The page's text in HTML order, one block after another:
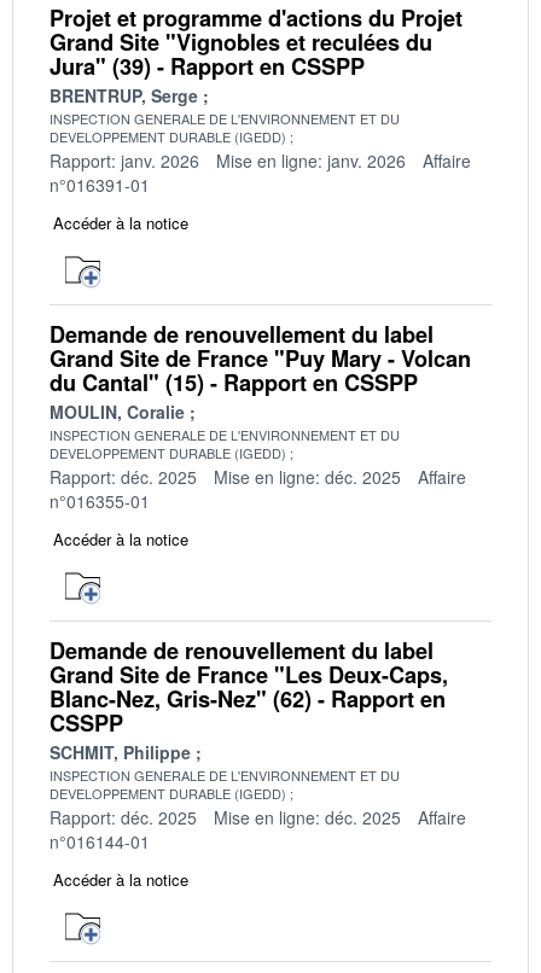
Projet et programme d'actions du Projet
Grand Site "Vignobles et reculées du
Jura" (39) - Rapport en CSSPP
BRENTRUP, Serge
INSPECTION GENERALE DE L'ENVIRONNEMENT ET DU
DEVELOPPEMENT DURABLE (IGEDD)
Rapport: janv. 2026 Mise en ligne: janv. 2026
Affaire
n°016391-01
Accéder à la notice
Demande de renouvellement du label
Grand Site de France "Puy Mary - Volcan
du Cantal" (15) - Rapport en CSSPP
MOULIN, Coralie
INSPECTION GENERALE DE L'ENVIRONNEMENT ET DU
DEVELOPPEMENT DURABLE (IGEDD)
Rapport: déc. 2025 Mise en ligne: déc. 2025
Affaire
n°016355-01
Accéder à la notice
Demande de renouvellement du label
Grand Site de France "Les Deux-Caps,
Blanc-Nez, Gris-Nez" (62) - Rapport en
CSSPP
SCHMIT, Philippe
INSPECTION GENERALE DE L'ENVIRONNEMENT ET DU
DEVELOPPEMENT DURABLE (IGEDD)
Rapport: déc. 2025 Mise en ligne: déc. 2025
Affaire
n°016144-01
Accéder à la notice